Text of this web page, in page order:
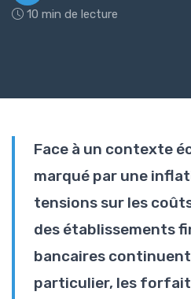
10 min de lecture
Face à un contexte
marqué par une
tensions sur les
des établissements
bancaires continuent
particulier, les